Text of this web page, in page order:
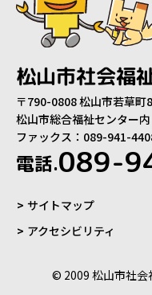
松山市社会福
〒790-0808 松山市若草町
松山市総合福祉センター内
ファックス：089-941-
電話.089-
サイトマップ
アクセシビリティ
© 2009 松山市社